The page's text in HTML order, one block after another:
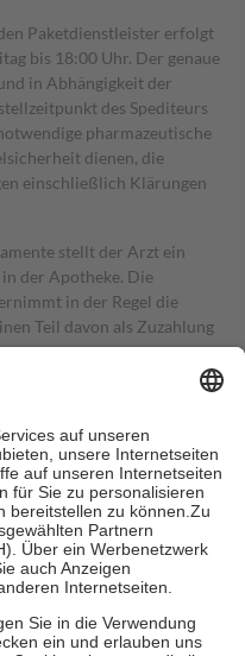
Paketdienstleister erfolgt
bis 18:00 Uhr. Der genaue
in Abhängigkeit der
des Spediteurs
pharmazeutische
dienen, die
einschließlich Klärungen
stellt der Arzt ein
der Apotheke. Die
in der Regel die
Teil davon als Zuzahlung
in Höhe von zehn
mehr als die tatsächlichen
für Online-Apotheken.
beträgt die
zehn Euro je
ihre eigene Gesundheit zu
Familie zu unterstützen,
18. Lebensjahr